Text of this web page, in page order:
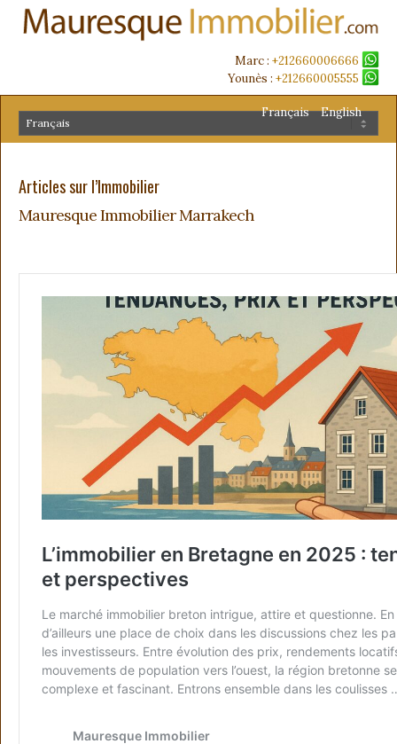
Marc : +212660006666
Younès : +212660005555
Français English
Articles sur l’Immobilier
Mauresque Immobilier Marrakech